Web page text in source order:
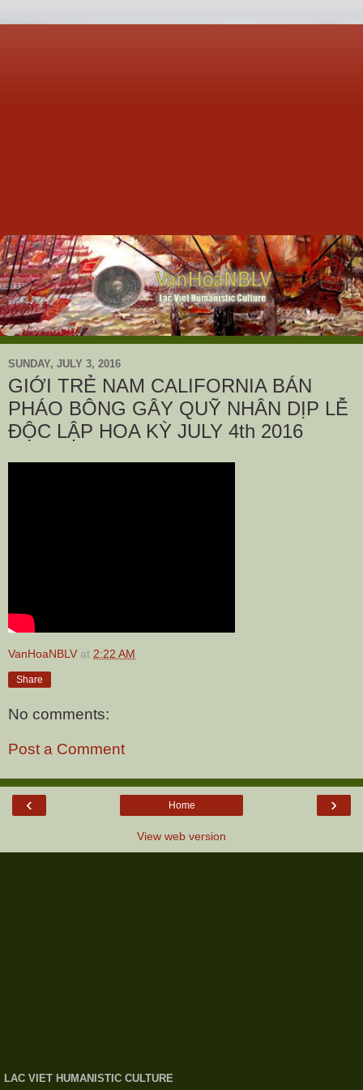
SUNDAY, JULY 3, 2016
GIỚI TRẺ NAM CALIFORNIA BÁN
PHÁO BÔNG GÂY QUỸ NHÂN DỊP LỄ
ĐỘC LẬP HOA KỲ JULY 4th 2016
VanHoaNBLV at 2:22 AM
Share
No comments:
Post a Comment
‹ ›
Home
View web version
LAC VIET HUMANISTIC CULTURE